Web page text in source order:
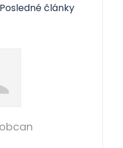
Posledné články